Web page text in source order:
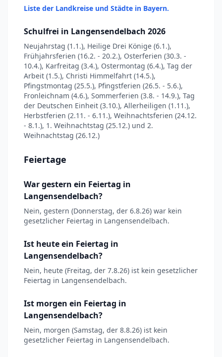
Liste der Landkreise und Städte in Bayern.
Schulfrei in Langensendelbach 2026
Neujahrstag (1.1.), Heilige Drei Könige (6.1.),
Frühjahrsferien (16.2. - 20.2.), Osterferien (30.3. -
10.4.), Karfreitag (3.4.), Ostermontag (6.4.), Tag der
Arbeit (1.5.), Christi Himmelfahrt (14.5.),
Pfingstmontag (25.5.), Pfingstferien (26.5. - 5.6.),
Fronleichnam (4.6.), Sommerferien (3.8. - 14.9.), Tag
der Deutschen Einheit (3.10.), Allerheiligen (1.11.),
Herbstferien (2.11. - 6.11.), Weihnachtsferien (24.12.
- 8.1.), 1. Weihnachtstag (25.12.) und 2.
Weihnachtstag (26.12.)
Feiertage
War gestern ein Feiertag in
Langensendelbach?
Nein, gestern (Donnerstag, der 6.8.26) war kein
gesetzlicher Feiertag in Langensendelbach.
Ist heute ein Feiertag in
Langensendelbach?
Nein, heute (Freitag, der 7.8.26) ist kein gesetzlicher
Feiertag in Langensendelbach.
Ist morgen ein Feiertag in
Langensendelbach?
Nein, morgen (Samstag, der 8.8.26) ist kein
gesetzlicher Feiertag in Langensendelbach.